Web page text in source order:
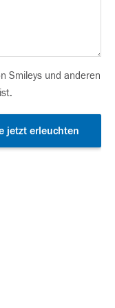
Smileys und anderen
jetzt erleuchten